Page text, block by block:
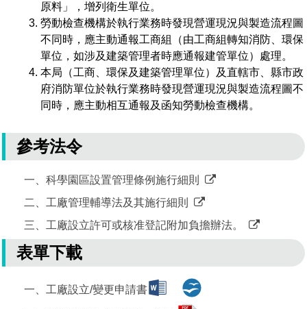
原料」，增列衛生單位。
勞動檢查機構於執行業務時發現營運現況與製造流程圖
不同時，應主動通報工商組（由工商組轉知消防、環保
單位，如涉及建築管理者時應通報建管單位）處理。
本局（工商、環保及建築管理單位）及直轄市、縣市政
府消防單位於執行業務時發現營運現況與製造流程圖不
同時，應主動相互通報及函知勞動檢查機構。
參考法令
一、科學園區設置管理條例施行細則
二、工廠管理輔導法及其施行細則
三、工廠設立許可或核准登記附加負擔辦法。
表單下載
一、工廠設立/變更申請書